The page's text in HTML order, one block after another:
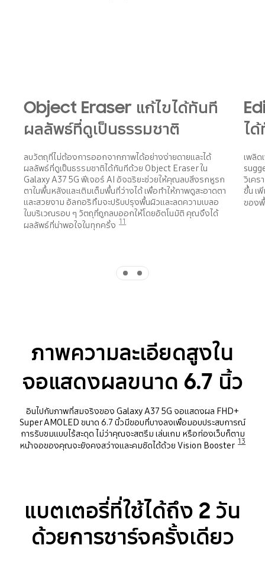
Object Eraser แก้ไขได้ทันที
ผลลัพธ์ที่ดูเป็นธรรมชาติ
ลบวัตถุที่ไม่ต้องการออกจากภาพได้อย่างง่ายดายและได้
ผลลัพธ์ที่ดูเป็นธรรมชาติได้ทันทีด้วย Object Eraser ใน
Galaxy A37 5G ฟีเจอร์ AI อัจฉริยะช่วยให้คุณลบสิ่งรกหูรก
ตาในพื้นหลังและเติมเต็มพื้นที่ว่างได้ เพื่อทำให้ภาพดูสะอาดตา
และสวยงาม อัลกอริทึมจะปรับปรุงพื้นผิวและลดความเบลอ
ในบริเวณรอบ ๆ วัตถุที่ถูกลบออกให้โดยอัตโนมัติ คุณจึงได้
ผลลัพธ์ที่น่าพอใจในทุกครั้ง 11
ไ
เพลิ
วิเคร
ขึ้น เ
ของพื้
ภาพความละเอียดสูงใน
จอแสดงผลขนาด 6.7 นิ้ว
อินไปกับภาพที่สมจริงของ Galaxy A37 5G จอแสดงผล FHD+
Super AMOLED ขนาด 6.7 นิ้วมีขอบที่บางลงเพื่อมอบประสบการณ์
การรับชมแบบไร้สะดุด ไม่ว่าคุณจะสตรีม เล่นเกม หรือท่องเว็บก็ตาม
หน้าจอของคุณจะยังคงสว่างและคมชัดได้ด้วย Vision Booster 13
แบตเตอรี่ที่ใช้ได้ถึง 2 วัน
ด้วยการชาร์จครั้งเดียว